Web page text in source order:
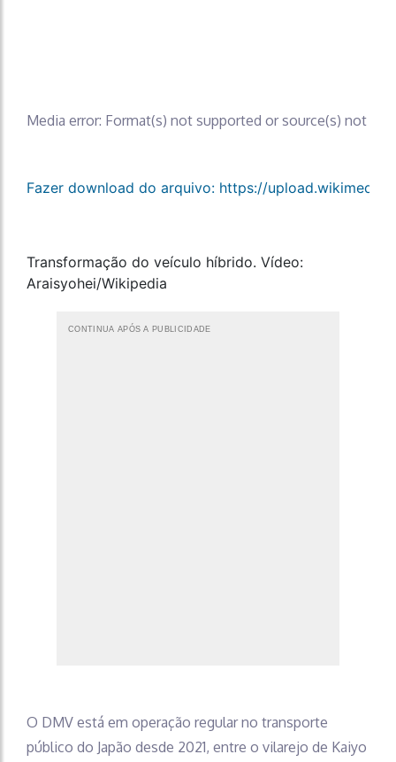
Media error: Format(s) not supported or source(s) not
Fazer download do arquivo: https://
Transformação do veículo híbrido. Vídeo:
Araisyohei/Wikipedia
CONTINUA APÓS A PUBLICIDADE
O DMV está em operação regular no transporte
público do Japão desde 2021, entre o vilarejo de Kaiyo